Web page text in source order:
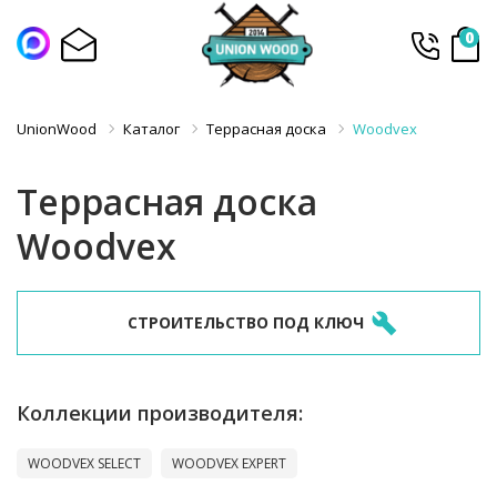
0
UnionWood Каталог Террасная доска Woodvex
Террасная доска
Woodvex
СТРОИТЕЛЬСТВО ПОД КЛЮЧ
Коллекции производителя:
WOODVEX SELECT WOODVEX EXPERT